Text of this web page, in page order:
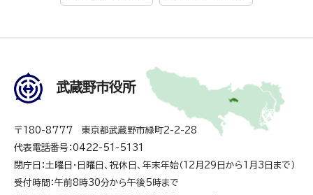
武蔵野市役所
〒180-8777 東京都武蔵野市緑町2-2-28
代表電話番号：0422-51-5131
閉庁日：土曜日・日曜日、祝休日、年末年始（12月29日から1月3日まで）
受付時間：午前8時30分から午後5時まで